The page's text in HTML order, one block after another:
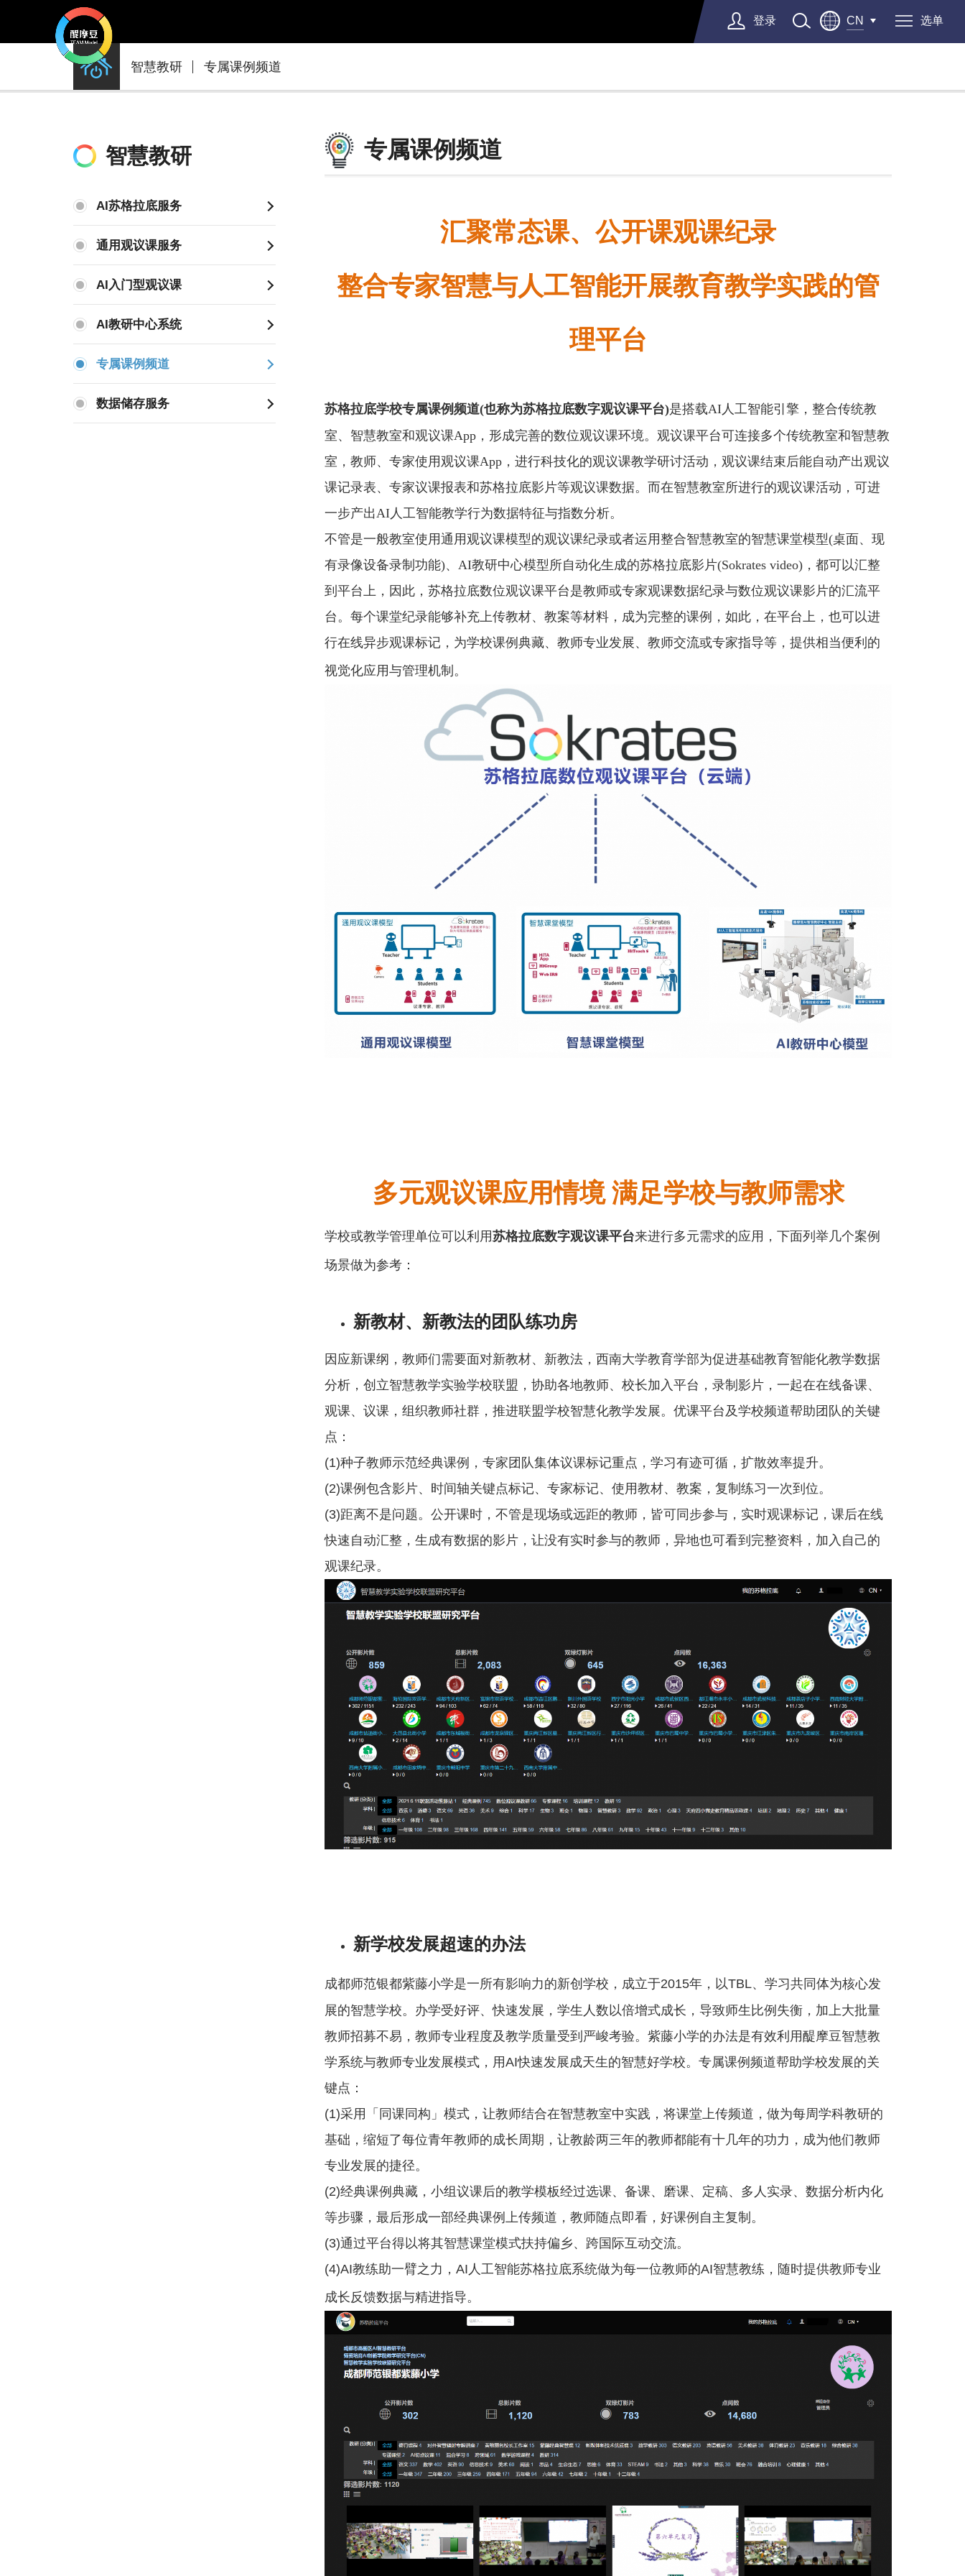
登录 CN 选单
智慧教研 专属课例频道
智慧教研
AI苏格拉底服务
通用观议课服务
AI入门型观议课
AI教研中心系统
专属课例频道
数据储存服务
专属课例频道
汇聚常态课、公开课观课纪录
整合专家智慧与人工智能开展教育教学实践的管
理平台
苏格拉底学校专属课例频道(也称为苏格拉底数字观议课平台)是搭载AI人工智能引擎，整合传统教
室、智慧教室和观议课App，形成完善的数位观议课环境。观议课平台可连接多个传统教室和智慧教
室，教师、专家使用观议课App，进行科技化的观议课教学研讨活动，观议课结束后能自动产出观议
课记录表、专家议课报表和苏格拉底影片等观议课数据。而在智慧教室所进行的观议课活动，可进
一步产出AI人工智能教学行为数据特征与指数分析。
不管是一般教室使用通用观议课模型的观议课纪录或者运用整合智慧教室的智慧课堂模型(桌面、现
有录像设备录制功能)、AI教研中心模型所自动化生成的苏格拉底影片(Sokrates video)，都可以汇整
到平台上，因此，苏格拉底数位观议课平台是教师或专家观课数据纪录与数位观议课影片的汇流平
台。每个课堂纪录能够补充上传教材、教案等材料，成为完整的课例，如此，在平台上，也可以进
行在线异步观课标记，为学校课例典藏、教师专业发展、教师交流或专家指导等，提供相当便利的
视觉化应用与管理机制。
多元观议课应用情境满足学校与教师需求
学校或教学管理单位可以利用苏格拉底数字观议课平台来进行多元需求的应用，下面列举几个案例
场景做为参考：
新教材、新教法的团队练功房
因应新课纲，教师们需要面对新教材、新教法，西南大学教育学部为促进基础教育智能化教学数据
分析，创立智慧教学实验学校联盟，协助各地教师、校长加入平台，录制影片，一起在在线备课、
观课、议课，组织教师社群，推进联盟学校智慧化教学发展。优课平台及学校频道帮助团队的关键
点：
(1)种子教师示范经典课例，专家团队集体议课标记重点，学习有迹可循，扩散效率提升。
(2)课例包含影片、时间轴关键点标记、专家标记、使用教材、教案，复制练习一次到位。
(3)距离不是问题。公开课时，不管是现场或远距的教师，皆可同步参与，实时观课标记，课后在线
快速自动汇整，生成有数据的影片，让没有实时参与的教师，异地也可看到完整资料，加入自己的
观课纪录。
新学校发展超速的办法
成都师范银都紫藤小学是一所有影响力的新创学校，成立于2015年，以TBL、学习共同体为核心发
展的智慧学校。办学受好评、快速发展，学生人数以倍增式成长，导致师生比例失衡，加上大批量
教师招募不易，教师专业程度及教学质量受到严峻考验。紫藤小学的办法是有效利用醍摩豆智慧教
学系统与教师专业发展模式，用AI快速发展成天生的智慧好学校。专属课例频道帮助学校发展的关
键点：
(1)采用「同课同构」模式，让教师结合在智慧教室中实践，将课堂上传频道，做为每周学科教研的
基础，缩短了每位青年教师的成长周期，让教龄两三年的教师都能有十几年的功力，成为他们教师
专业发展的捷径。
(2)经典课例典藏，小组议课后的教学模板经过选课、备课、磨课、定稿、多人实录、数据分析内化
等步骤，最后形成一部经典课例上传频道，教师随点即看，好课例自主复制。
(3)通过平台得以将其智慧课堂模式扶持偏乡、跨国际互动交流。
(4)AI教练助一臂之力，AI人工智能苏格拉底系统做为每一位教师的AI智慧教练，随时提供教师专业
成长反馈数据与精进指导。